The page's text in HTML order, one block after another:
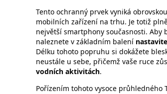
Tento ochranný prvek vyniká
mobilních zařízení na trhu. Je totiž
největší smartphony současnosti. Aby
naleznete v základním balení
Délku tohoto popruhu si dokážete
neustále u sebe, přičemž vaše ruce
vodních aktivitách.
Pořízením tohoto vysoce průhledného